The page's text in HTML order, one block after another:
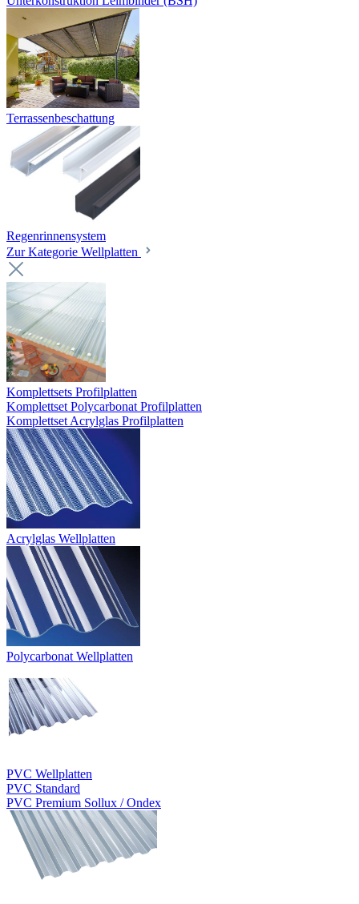
Terrassenbeschattung
Regenrinnensystem
Zur Kategorie Wellplatten
Komplettsets Profilplatten
Komplettset Polycarbonat Profilplatten
Komplettset Acrylglas Profilplatten
Acrylglas Wellplatten
Polycarbonat Wellplatten
PVC Wellplatten
PVC Standard
PVC Premium Sollux / Ondex